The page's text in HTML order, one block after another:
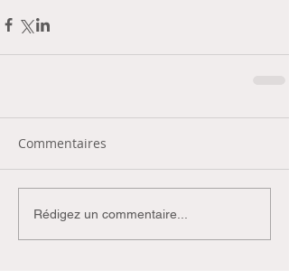
Commentaires
Rédigez un commentaire...